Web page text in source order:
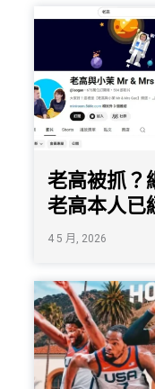
老高被抓？
老高本人已
4 5 月, 2026